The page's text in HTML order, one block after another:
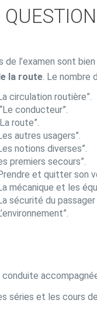
l’examen sont
la route. Le nombre
circulation routière”.
conducteur”.
route”.
autres usagers”.
notions diverses”.
premiers secours”.
et quitter son
mécanique et les
sécurité du
séries et les cours